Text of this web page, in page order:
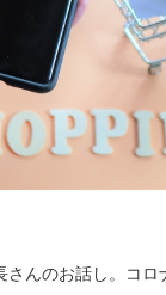
さんのお話し。コロ